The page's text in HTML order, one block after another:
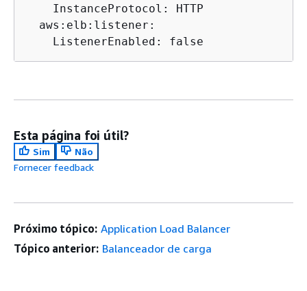
    InstanceProtocol: HTTP
  aws:elb:listener:
    ListenerEnabled: false
Esta página foi útil?
Sim
Não
Fornecer feedback
Próximo tópico: Application Load Balancer
Tópico anterior: Balanceador de carga